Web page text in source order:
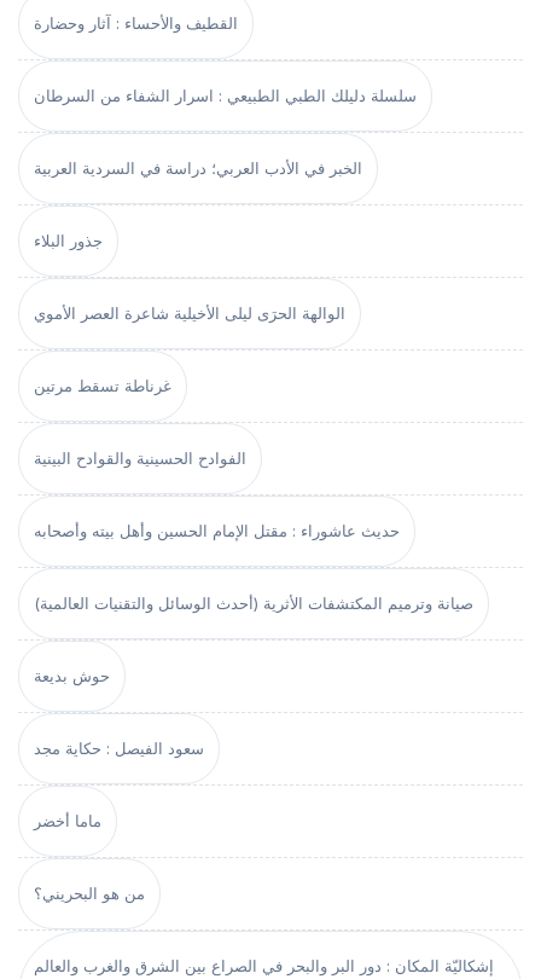
القطيف والأحساء : آثار وحضارة
سلسلة دليلك الطبي الطبيعي : اسرار الشفاء من السرطان
الخبر في الأدب العربي؛ دراسة في السردية العربية
جذور البلاء
الوالهة الحرَى ليلى الأخيلية شاعرة العصر الأموي
غرناطة تسقط مرتين
الفوادح الحسينية والقوادح البينية
حديث عاشوراء : مقتل الإمام الحسين وأهل بيته وأصحابه
صيانة وترميم المكتشفات الأثرية (أحدث الوسائل والتقنيات العالمية)
حوش بديعة
سعود الفيصل : حكاية مجد
ماما أخضر
من هو البحريني؟
إشكاليّة المكان : دور البر والبحر في الصراع بين الشرق والغرب والعالم